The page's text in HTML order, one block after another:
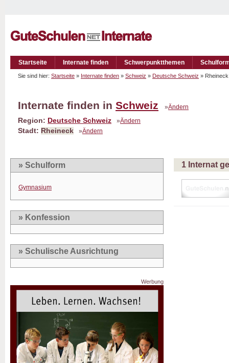
Startseite Internate finden Schwerpunktthemen
Sie sind hier: Startseite » Internate finden » Schweiz » Deutsche Schweiz »
Internate finden in Schweiz »Ändern
Region: Deutsche Schweiz »Ändern
Stadt: Rheineck »Ändern
» Schulform
Gymnasium
» Konfession
» Schulische Ausrichtung
Werbung
1 Internat